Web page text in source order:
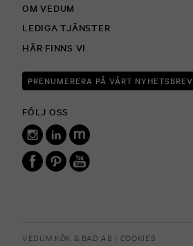
OM VEDUM
LEDIGA TJÄNSTER
HÄR FINNS VI
PRENUMERERA PÅ VÅRT NYHETSBREV
FÖLJ OSS
VEDUM KÖK & BAD AB | COOKIES